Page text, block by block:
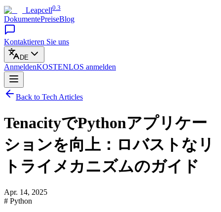
Leapcell0.3
DokumentePreiseBlog
Kontaktieren Sie uns
DE
AnmeldenKOSTENLOS anmelden
Back to Tech Articles
TenacityでPythonアプリケー
ションを向上：ロバストなリ
トライメカニズムのガイド
Apr. 14, 2025
# Python